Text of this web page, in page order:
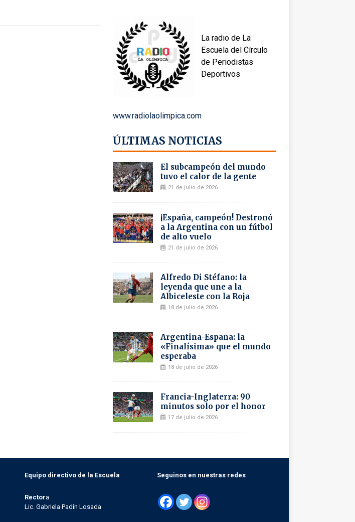
La radio de La
Escuela del Círculo
de Periodistas
Deportivos
www.radiolaolimpica.com
ÚLTIMAS NOTICIAS
El subcampeón del mundo
tuvo el calor de la gente
21 de julio de 2026
¡España, campeón! Destronó
a la Argentina con un fútbol
de alto vuelo
21 de julio de 2026
Alfredo Di Stéfano: la
leyenda que une a la
Albiceleste con la Roja
18 de julio de 2026
Argentina-España: la
«Finalísima» que el mundo
esperaba
18 de julio de 2026
Francia-Inglaterra: 90
minutos solo por el honor
17 de julio de 2026
Equipo directivo de la Escuela
Rectora
Lic. Gabriela Padín Losada
Seguinos en nuestras redes